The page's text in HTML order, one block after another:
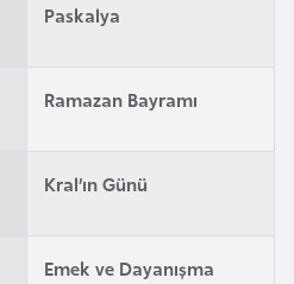
Paskalya
Ramazan Bayramı
Kral’ın Günü
Emek ve Dayanışma